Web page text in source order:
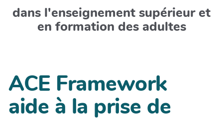
dans l'enseignement supérieur et
en formation des adultes
ACE Framework
aide à la prise de